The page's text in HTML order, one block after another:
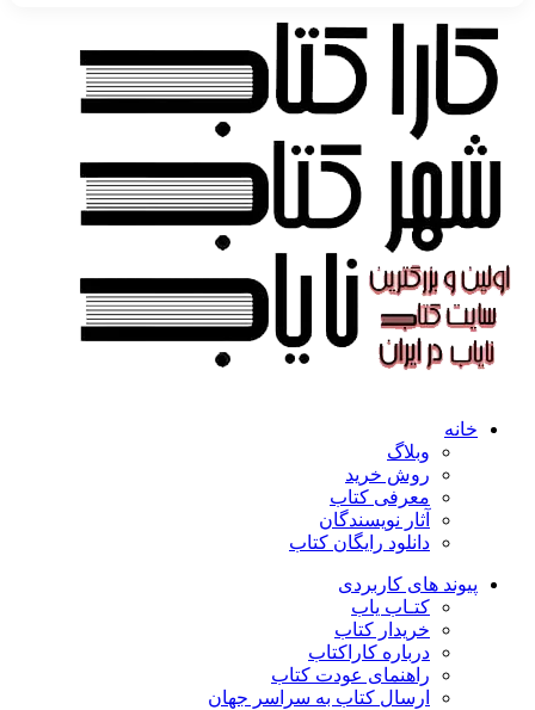
خانه
وبلاگ
روش خرید
معرفی کتاب
آثار نویسندگان
دانلود رایگان کتاب
پیوند های کاربردی
کتـاب یاب
خریدار کتاب
درباره کاراکتاب
راهنمای عودت کتاب
ارسال کتاب به سراسر جهان